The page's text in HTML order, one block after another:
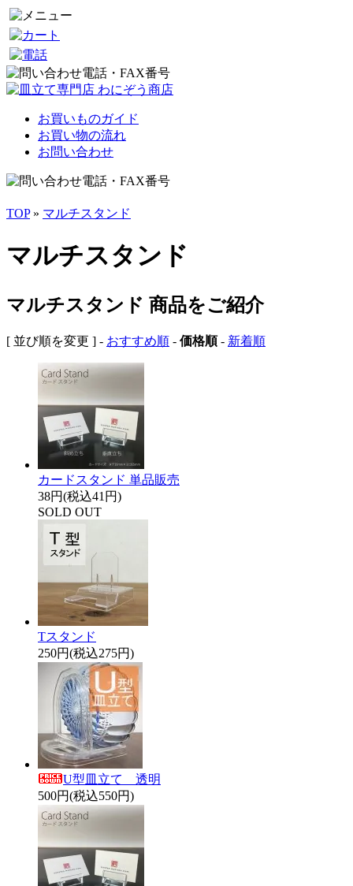
お買いものガイド
お買い物の流れ
お問い合わせ
TOP» マルチスタンド
マルチスタンド
マルチスタンド 商品をご紹介
[ 並び順を変更 ] - おすすめ順 - 価格順- 新着順
カードスタンド 単品販売
38円(税込41円)
SOLD OUT
Tスタンド
250円(税込275円)
U型皿立て 透明
500円(税込550円)